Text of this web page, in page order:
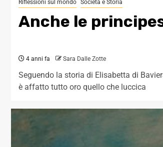
Riflessioni sul mondo Società e Storia
Anche le
4 anni fa Sara Dalle Zotte
Seguendo la storia di Elisabetta di
è affatto tutto oro quello che luccica